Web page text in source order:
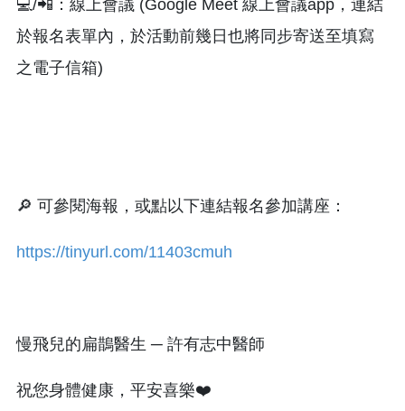
💻/📲：線上會議 (Google Meet 線上會議app，連結
於報名表單內，於活動前幾日也將同步寄送至填寫
之電子信箱)
🔎 可參閱海報，或點以下連結報名參加講座：
https://tinyurl.com/11403cmuh
慢飛兒的扁鵲醫生 ─ 許有志中醫師
祝您身體健康，平安喜樂❤️